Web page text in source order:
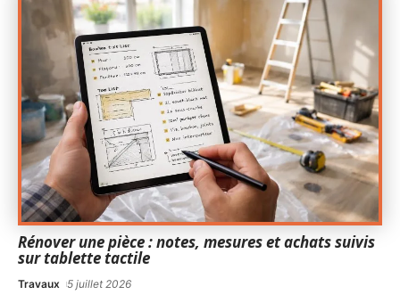
Rénover une pièce : notes, mesures et achats suivis
sur tablette tactile
Travaux 5 juillet 2026